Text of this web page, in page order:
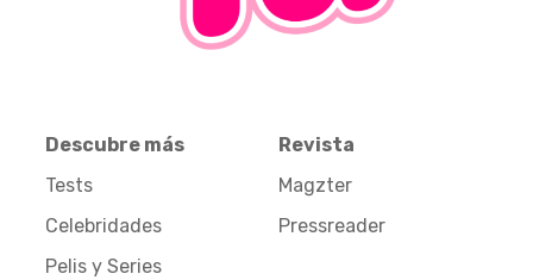
Descubre más
Tests
Celebridades
Pelis y Series
Revista
Magzter
Pressreader